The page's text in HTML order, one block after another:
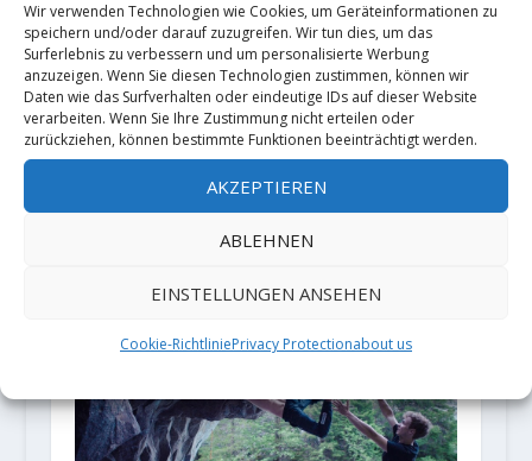
Wir verwenden Technologien wie Cookies, um Geräteinformationen zu
speichern und/oder darauf zuzugreifen. Wir tun dies, um das
Surferlebnis zu verbessern und um personalisierte Werbung
anzuzeigen. Wenn Sie diesen Technologien zustimmen, können wir
Daten wie das Surfverhalten oder eindeutige IDs auf dieser Website
verarbeiten. Wenn Sie Ihre Zustimmung nicht erteilen oder
zurückziehen, können bestimmte Funktionen beeinträchtigt werden.
AKZEPTIEREN
ABLEHNEN
EINSTELLUNGEN ANSEHEN
Cookie-RichtliniePrivacy Protectionabout us
Adam Ondra sends "Brutal Rider"